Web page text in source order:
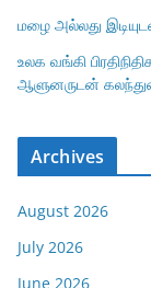
மழை அல்லது
உலக வங்கி
ஆளுனருடன்
Archives
August 2026
July 2026
June 2026